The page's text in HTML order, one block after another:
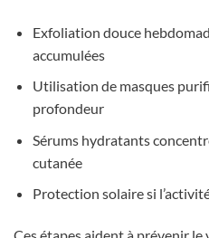
Exfoliation douce
accumulées
Utilisation de masques
profondeur
Sérums hydratants
cutanée
Protection solaire si